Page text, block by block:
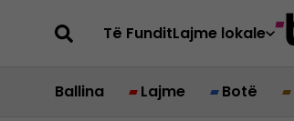
Të FunditLajme lokale
Ballina Lajme Botë